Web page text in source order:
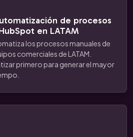
de procesos
en LATAM
los procesos manuales de
comerciales de LATAM.
primero para generar el mayor